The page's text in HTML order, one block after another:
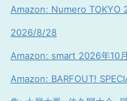
Amazon: Numero TOKYO
2026/8/28
Amazon: smart 2026年10
Amazon: BARFOUT!